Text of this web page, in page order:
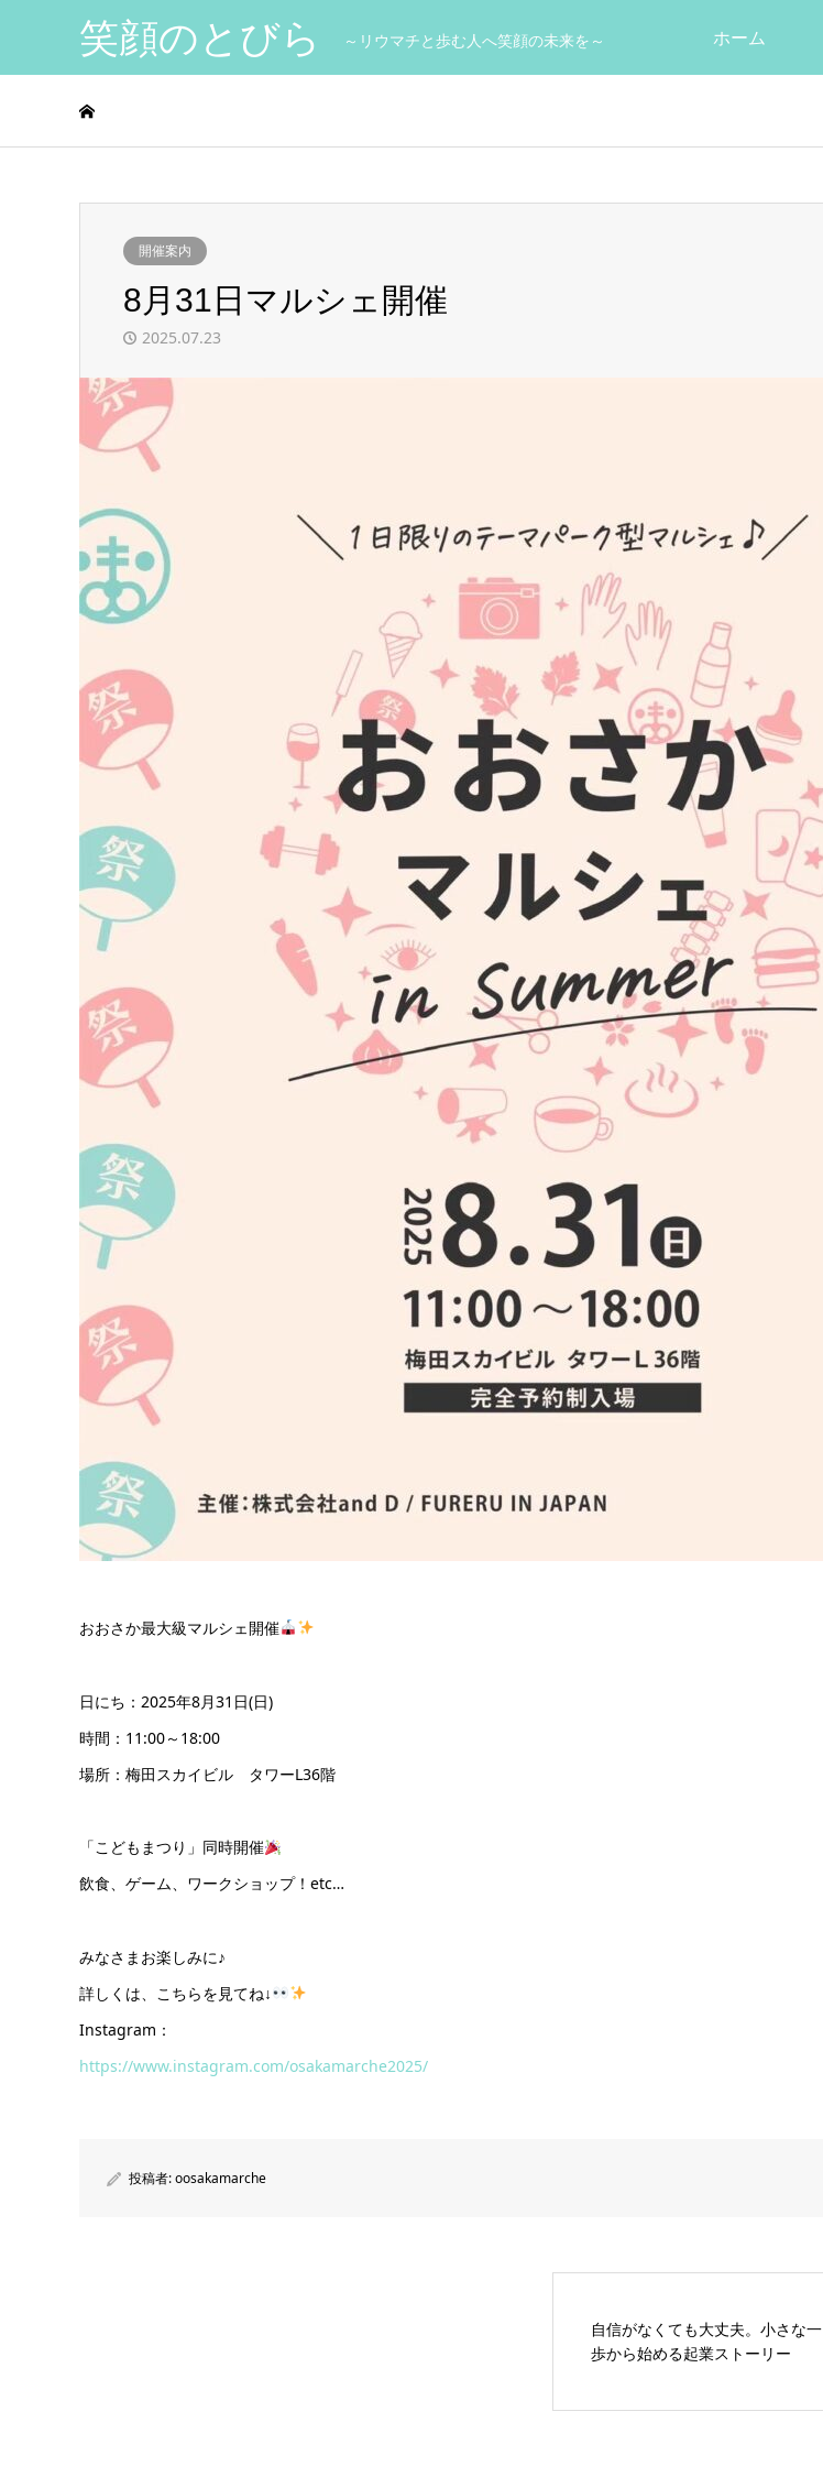
笑顔のとびら ～リウマチと歩む人へ笑顔の未来を～ ホーム
開催案内
8月31日マルシェ開催
2025.07.23
おおさか最大級マルシェ開催
日にち：2025年8月31日(日)
時間：11:00～18:00
場所：梅田スカイビル タワーL36階
「こどもまつり」同時開催
飲食、ゲーム、ワークショップ！etc…
みなさまお楽しみに♪
詳しくは、こちらを見てね↓
Instagram：
https://www.instagram.com/osakamarche2025/
投稿者:oosakamarche
自信がなくても大丈夫。小さな一
歩から始める起業ストーリー